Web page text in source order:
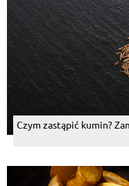
Czym zastąpić kumin?